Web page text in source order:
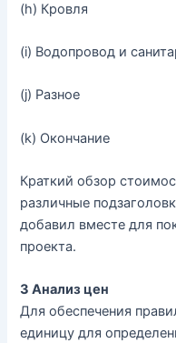
(h) Кровля
(i) Водопровод и
(j) Разное
(k) Окончание
Краткий обзор
различные
добавил вместе для
проекта.
3 Анализцен
Для обеспечения
единицу для